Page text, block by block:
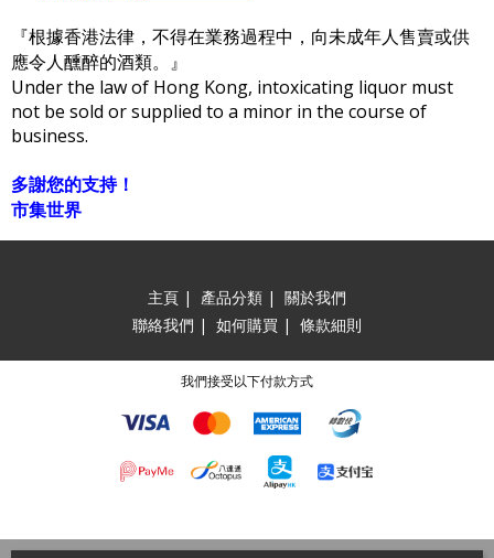
『根據香港法律，不得在業務過程中，向未成年人售賣或供
應令人醺醉的酒類。』
Under the law of Hong Kong, intoxicating liquor must
not be sold or supplied to a minor in the course of
business.
多謝您的支持！
市集世界
主頁 | 產品分類 | 關於我們
聯絡我們 | 如何購買 | 條款細則
我們接受以下付款方式